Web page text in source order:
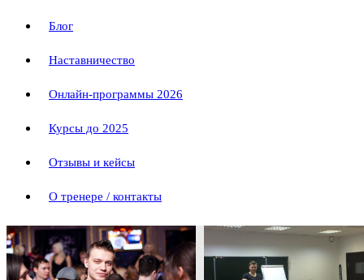
Блог
Наставничество
Онлайн-программы 2026
Курсы до 2025
Отзывы и кейсы
О тренере / контакты